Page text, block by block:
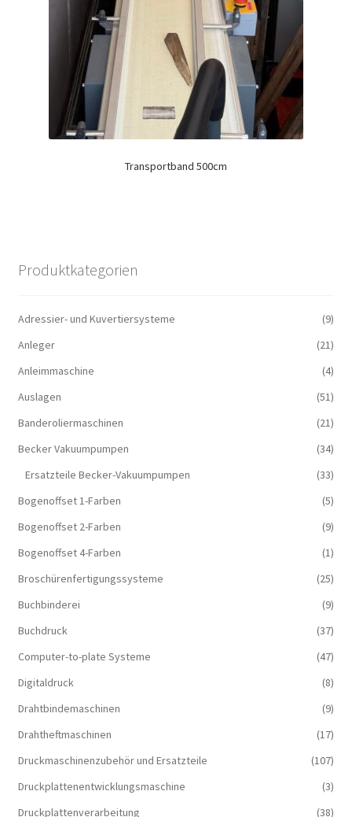
Transportband 500cm
Produktkategorien
Adressier- und Kuvertiersysteme
(9)
Anleger
(21)
Anleimmaschine
(4)
Auslagen
(51)
Banderoliermaschinen
(21)
Becker Vakuumpumpen
(34)
Ersatzteile Becker-Vakuumpumpen
(33)
Bogenoffset 1-Farben
(5)
Bogenoffset 2-Farben
(9)
Bogenoffset 4-Farben
(1)
Broschürenfertigungssysteme
(25)
Buchbinderei
(9)
Buchdruck
(37)
Computer-to-plate Systeme
(47)
Digitaldruck
(8)
Drahtbindemaschinen
(9)
Drahtheftmaschinen
(17)
Druckmaschinenzubehör und Ersatzteile
(107)
Druckplattenentwicklungsmaschine
(3)
Druckplattenverarbeitung
(38)